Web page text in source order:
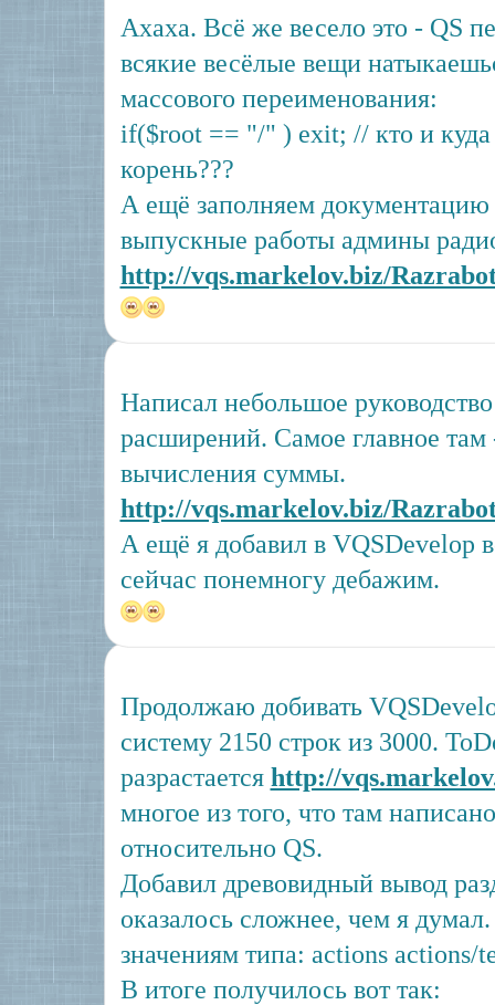
Ахаха. Всё же весело это - QS
всякие весёлые вещи
массового переименования:
if($root == "/" ) exit; // кто и куда
корень???
А ещё заполняем
выпускные работы админы
http://vqs.markelov.biz/
Написал небольшое
расширений. Самое главное
вычисления суммы.
http://vqs.markelov.biz/
А ещё я добавил в VQSDevelop
сейчас понемногу дебажим.
Продолжаю добивать
систему 2150 строк из 3000.
разрастается http://
многое из того, что там
относительно QS.
Добавил древовидный вывод
оказалось сложнее, чем я
значениям типа: actions actions/
В итоге получилось вот так: